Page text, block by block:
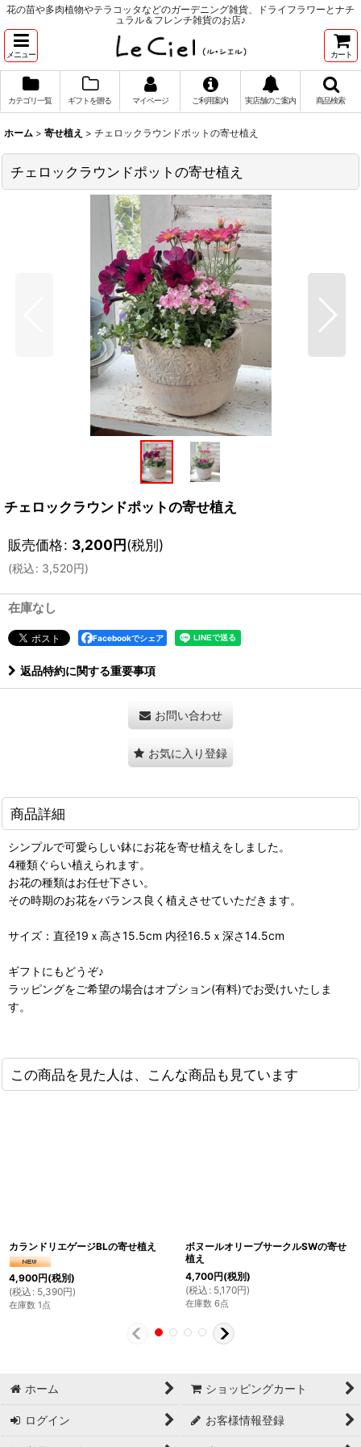
花の苗や多肉植物やテラコッタなどのガーデニング雑貨、ドライフラワーとナチ
ュラル＆フレンチ雑貨のお店♪
メニュー カート
カテゴリ一覧 ギフトを贈る マイページ ご利用案内 実店舗のご案内 商品検索
ホーム > 寄せ植え > チェロックラウンドポットの寄せ植え
チェロックラウンドポットの寄せ植え
チェロックラウンドポットの寄せ植え
販売価格: 3,200円(税別)
(税込: 3,520円)
在庫なし
Facebookでシェア
返品特約に関する重要事項
お問い合わせ
お気に入り登録
商品詳細
シンプルで可愛らしい鉢にお花を寄せ植えをしました。
4種類ぐらい植えられます。
お花の種類はお任せ下さい。
その時期のお花をバランス良く植えさせていただきます。
サイズ：直径19ｘ高さ15.5cm 内径16.5ｘ深さ14.5cm
ギフトにもどうぞ♪
ラッピングをご希望の場合はオプション(有料)でお受けいたしま
す。
この商品を見た人は、こんな商品も見ています
カランドリエゲージBLの寄せ植え
4,900円(税別)
(税込 : 5,390円)
在庫数 1点
ボヌールオリーブサークルSWの寄せ
植え
4,700円(税別)
(税込 : 5,170円)
在庫数 6点
ホーム ショッピングカート
ログイン お客様情報登録